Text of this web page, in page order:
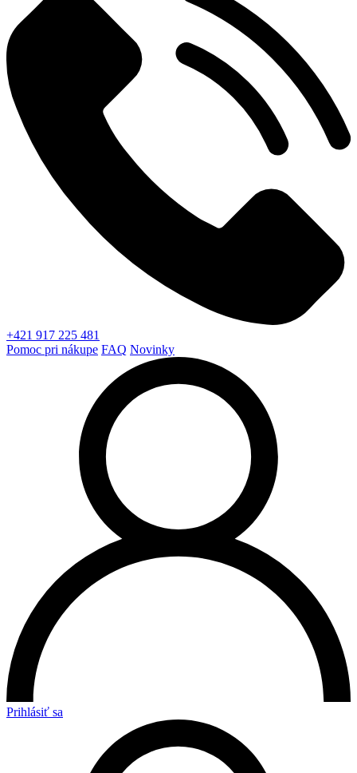
+421 917 225 481
Pomoc pri nákupe FAQ Novinky
Prihlásiť sa